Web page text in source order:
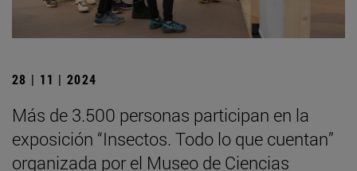
28 | 11 | 2024
Más de 3.500 personas participan en la
exposición “Insectos. Todo lo que cuentan”
organizada por el Museo de Ciencias